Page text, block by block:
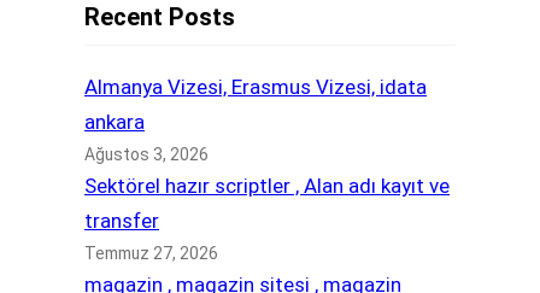
Recent Posts
Almanya Vizesi, Erasmus Vizesi, idata
ankara
Ağustos 3, 2026
Sektörel hazır scriptler , Alan adı kayıt ve
transfer
Temmuz 27, 2026
magazin , magazin sitesi , magazin